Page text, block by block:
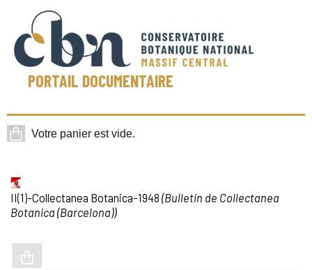
PORTAIL DOCUMENTAIRE
II(1)-Collectanea Botanica-1948 (Bulletin de Collectanea
Botanica (Barcelona))